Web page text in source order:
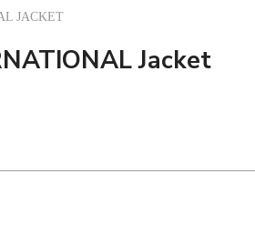
JACKET
Jacket